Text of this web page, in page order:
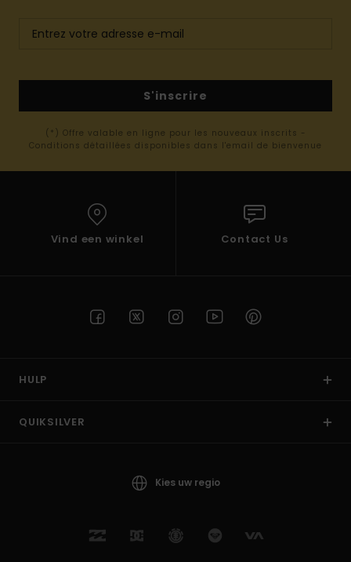
S'inscrire
(*) Offre valable en ligne pour les nouveaux inscrits -
Conditions détaillées disponibles dans l'email de bienvenue
Vind een winkel Contact Us
HULP
QUIKSILVER
Kies uw regio